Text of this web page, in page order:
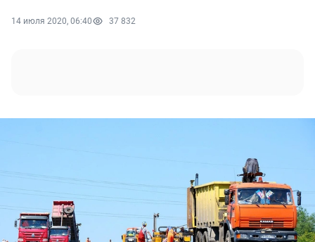
14 июля 2020, 06:40 37 832